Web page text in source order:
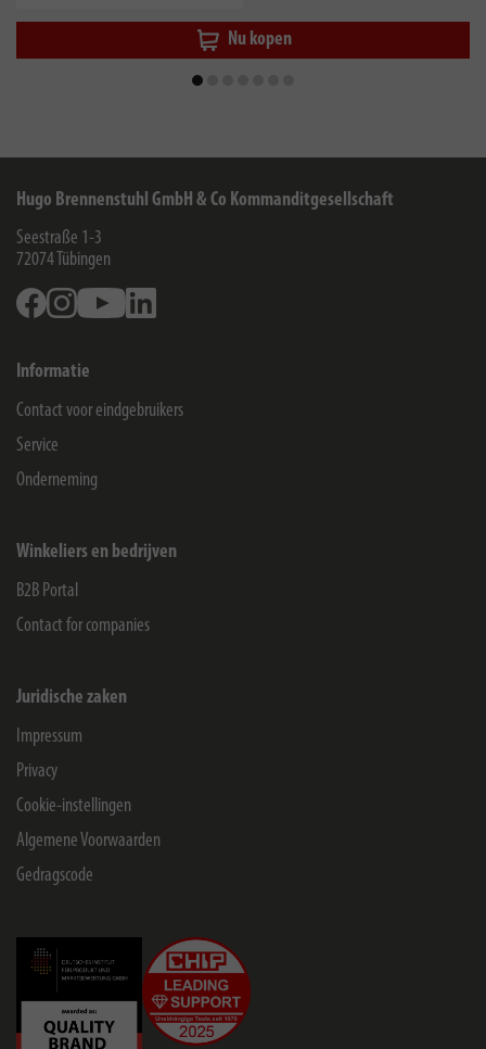
Nu kopen
Hugo Brennenstuhl GmbH & Co Kommanditgesellschaft
Seestraße 1-3
72074 Tübingen
FacebookInstagramYoutube
Informatie
Contact voor eindgebruikers
Service
Onderneming
Winkeliers en bedrijven
B2B Portal
Contact for companies
Juridische zaken
Impressum
Privacy
Cookie-instellingen
Algemene Voorwaarden
Gedragscode